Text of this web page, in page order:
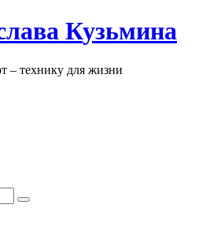
Кузьмина
– технику для жизни